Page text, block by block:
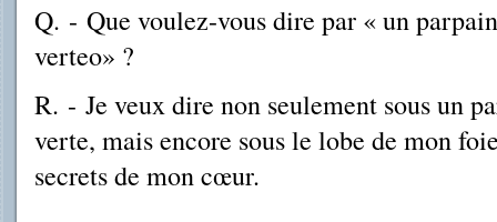
Q. - Que voulez-vous dire par « un
verteo» ?
R. - Je veux dire non seulement sous un
verte, mais encore sous le lobe de mon
secrets de mon cœur.